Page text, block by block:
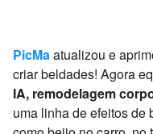
PicMa atualizou e
criar beldades! Agora
IA, remodelagem
uma linha de efeitos de